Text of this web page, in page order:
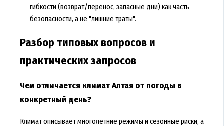
гибкости (возврат/перенос, запасные дни) как часть
безопасности, а не "лишние траты".
Разбор типовых вопросов и
практических запросов
Чем отличается климат Алтая от погоды в
конкретный день?
Климат описывает многолетние режимы и сезонные риски, а